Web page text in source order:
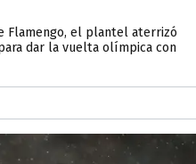
Flamengo, el plantel aterrizó
dar la vuelta olímpica con